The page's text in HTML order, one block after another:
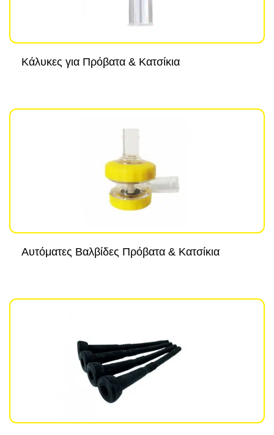
Κάλυκες για Πρόβατα & Κατσίκια
Αυτόματες Βαλβίδες Πρόβατα & Κατσίκια